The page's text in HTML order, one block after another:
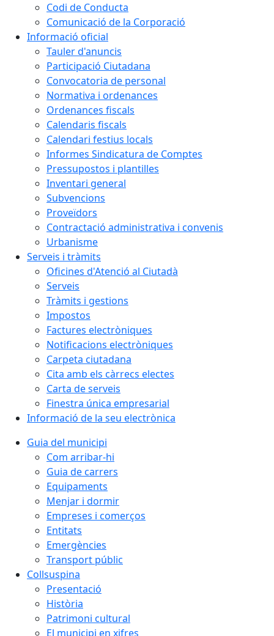
Codi de Conducta
Comunicació de la Corporació
Informació oficial
Tauler d'anuncis
Participació Ciutadana
Convocatoria de personal
Normativa i ordenances
Ordenances fiscals
Calendaris fiscals
Calendari festius locals
Informes Sindicatura de Comptes
Pressupostos i plantilles
Inventari general
Subvencions
Proveïdors
Contractació administrativa i convenis
Urbanisme
Serveis i tràmits
Oficines d'Atenció al Ciutadà
Serveis
Tràmits i gestions
Impostos
Factures electròniques
Notificacions electròniques
Carpeta ciutadana
Cita amb els càrrecs electes
Carta de serveis
Finestra única empresarial
Informació de la seu electrònica
Guia del municipi
Com arribar-hi
Guia de carrers
Equipaments
Menjar i dormir
Empreses i comerços
Entitats
Emergències
Transport públic
Collsuspina
Presentació
Història
Patrimoni cultural
El municipi en xifres